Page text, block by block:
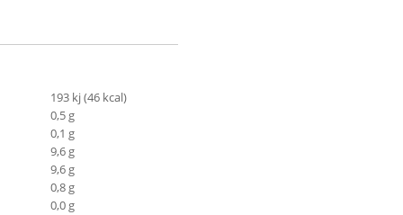
193 kj (46 kcal)
0,5 g
0,1 g
9,6 g
9,6 g
0,8 g
0,0 g